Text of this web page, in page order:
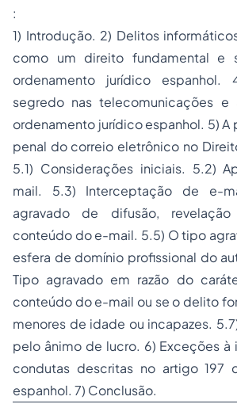
:
1) Introdução. 2) Delitos
como um direito fundamental e
ordenamento jurídico
segredo nas telecomunicações e
ordenamento jurídico espanhol. 5)
penal do correio eletrônico no
5.1) Considerações iniciais. 5.2)
mail. 5.3) Interceptação de e-
agravado de difusão,
conteúdo doe-mail. 5.5) O tipo
esfera de domínio profissional do
Tipo agravado em razão do
conteúdo doe-mail ou se o delito
menores de idade ou incapazes.
pelo ânimo de lucro. 6) Exceções
condutas descritas no artigo 197
espanhol. 7) Conclusão.